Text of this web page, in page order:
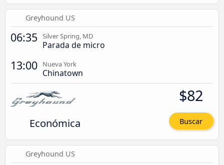
Greyhound US
06:35 Silver Spring, MD
Parada de micro
13:00 Nueva York
Chinatown
Económica
$82
Buscar
Greyhound US